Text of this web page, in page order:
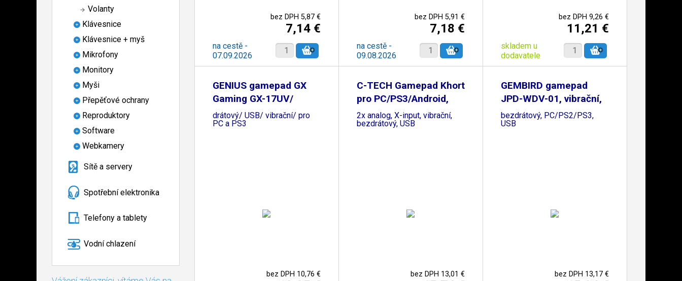
Volanty
Klávesnice
Klávesnice + myš
Mikrofony
Monitory
Myši
Přepěťové ochrany
Reproduktory
Software
Webkamery
Sítě a servery
Spotřební elektronika
Telefony a tablety
Vodní chlazení
bez DPH 5,87 €
7,14 €
na cestě -
07.09.2026
bez DPH 5,91 €
7,18 €
na cestě -
09.08.2026
bez DPH 9,26 €
11,21 €
skladem u
dodavatele
GENIUS gamepad GX
Gaming GX-17UV/
drátový/ USB/ vibrační/ pro
PC a PS3
bez DPH 10,76 €
C-TECH Gamepad Khort
pro PC/PS3/Android,
2x analog, X-input, vibrační,
bezdrátový, USB
bez DPH 13,01 €
GEMBIRD gamepad
JPD-WDV-01, vibrační,
bezdrátový, PC/PS2/PS3,
USB
bez DPH 13,17 €